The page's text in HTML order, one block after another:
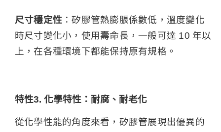
尺寸穩定性 ：矽膠管熱膨脹係數低，溫度變化
時尺寸變化小，使用壽命長，一般可達 10 年以
上，在各種環境下都能保持原有規格。
特性3. 化學特性：耐腐、耐老化
從化學性能的角度來看，矽膠管展現出優異的